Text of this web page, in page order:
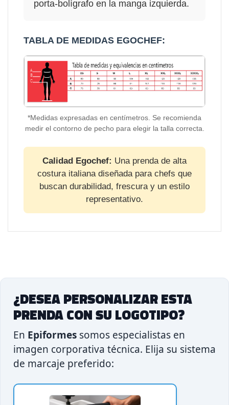
porta-bolígrafo en la manga izquierda.
TABLA DE MEDIDAS EGOCHEF:
*Medidas expresadas en centímetros. Se recomienda
medir el contorno de pecho para elegir la talla correcta.
Calidad Egochef: Una prenda de alta
costura italiana diseñada para chefs que
buscan durabilidad, frescura y un estilo
representativo.
¿DESEA PERSONALIZAR ESTA
PRENDA CON SU LOGOTIPO?
En Epiformes somos especialistas en
imagen corporativa técnica. Elija su sistema
de marcaje preferido: